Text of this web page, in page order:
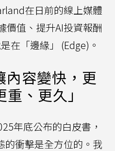
在日前的線上媒體
價值、提升AI投資報酬
在「邊緣」 (Edge)。
內容變快，更
、更久」
年底公布的白皮書，
的衝擊是全方位的。我